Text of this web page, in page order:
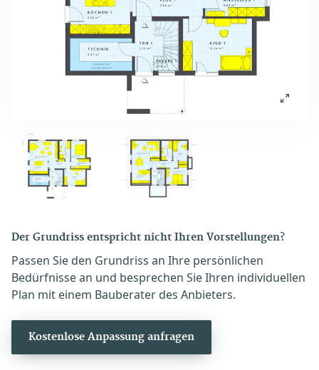
Der Grundriss entspricht nicht Ihren Vorstellungen?
Passen Sie den Grundriss an Ihre persönlichen
Bedürfnisse an und besprechen Sie Ihren individuellen
Plan mit einem Bauberater des Anbieters.
Kostenlose Anpassung anfragen